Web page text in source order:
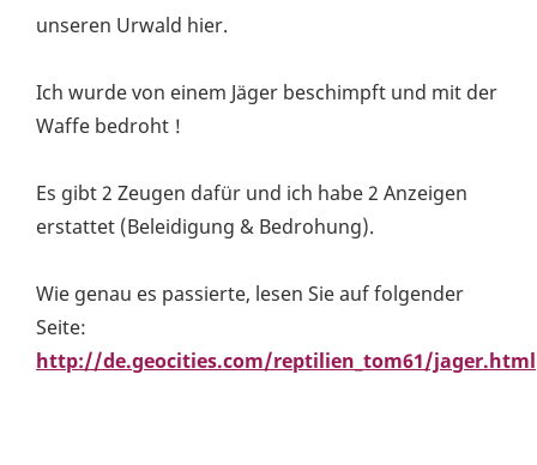
unseren Urwald hier.
Ich wurde von einem Jäger beschimpft und mit der
Waffe bedroht !
Es gibt 2 Zeugen dafür und ich habe 2 Anzeigen
erstattet (Beleidigung & Bedrohung).
Wie genau es passierte, lesen Sie auf folgender
Seite:
http://de.geocities.com/reptilien_tom61/jager.html